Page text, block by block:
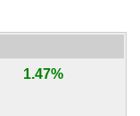
1.47%